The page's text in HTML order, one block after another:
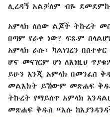
ሊረዳኝ አልቻለም ብዬ
አምላክ ለሰው ልጆች ትኩረት
በጣም የራቀ ነው? ፍጹም
አምላክ ራሱ፣ ካልነገረን
ሆኖ መናገርም ሆነ ለእነዚህ
ይሁን እንጂ አምላክ በመንፈስ
መልእክት ይኸውም መጽሐፍ
ትኩረት የማይሰጥ አምላክ
መጽሐፍ ቅዱስ “እሱ